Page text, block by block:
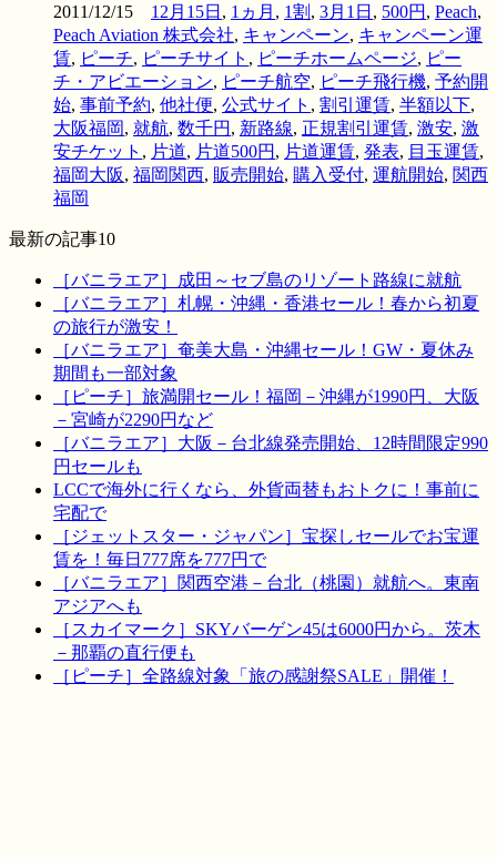
2011/12/15 12月15日 , 1ヵ月 , 1割 , 3月1日 , 500円 , Peach,
Peach Aviation 株式会社, キャンペーン, キャンペーン運
賃, ピーチ, ピーチサイト , ピーチホームページ, ピー
チ・アビエーション, ピーチ航空, ピーチ飛行機, 予約開
始, 事前予約, 他社便, 公式サイト , 割引運賃, 半額以下,
大阪福岡, 就航, 数千円 , 新路線, 正規割引運賃, 激安, 激
安チケット , 片道, 片道500円 , 片道運賃, 発表, 目玉運賃,
福岡大阪, 福岡関西, 販売開始, 購入受付, 運航開始, 関西
福岡
最新の記事10
［バニラエア］成田～セブ島のリゾート路線に就航
［バニラエア］札幌・沖縄・香港セール！春から初夏
の旅行が激安！
［バニラエア］奄美大島・沖縄セール！GW・夏休み
期間も一部対象
［ピーチ］旅満開セール！福岡－沖縄が1990円、大阪
－宮崎が2290円など
［バニラエア］大阪－台北線発売開始、12時間限定990
円セールも
LCCで海外に行くなら、外貨両替もおトクに！事前に
宅配で
［ジェットスター・ジャパン］宝探しセールでお宝運
賃を！毎日777席を777円で
［バニラエア］関西空港－台北（桃園）就航へ。東南
アジアへも
［スカイマーク］SKYバーゲン45は6000円から。茨木
－那覇の直行便も
［ピーチ］全路線対象「旅の感謝祭SALE」開催！